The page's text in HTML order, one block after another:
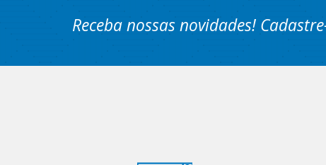
Receba nossas novidades!